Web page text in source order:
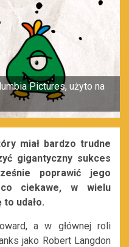
Pictures, użyto na
miał bardzo trudne
gigantyczny sukces
poprawić jego
ciekawe, w wielu
udało.
a w głównej roli
jako Robert Langdon